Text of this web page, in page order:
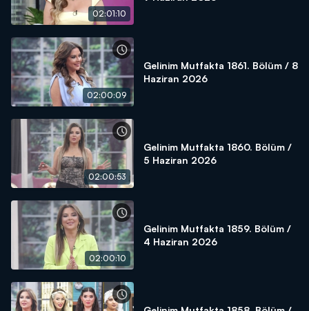
02:01:10
02:00:09
Gelinim Mutfakta 1861. Bölüm / 8
Haziran 2026
02:00:53
Gelinim Mutfakta 1860. Bölüm /
5 Haziran 2026
02:00:10
Gelinim Mutfakta 1859. Bölüm /
4 Haziran 2026